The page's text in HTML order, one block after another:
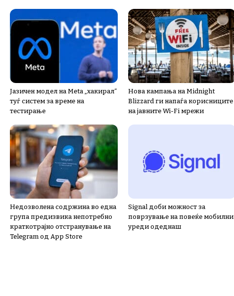
Јазичен модел на Meta „хакирал“
туѓ систем за време на
тестирање
Нова кампања на Midnight
Blizzard ги напаѓа корисниците
на јавните Wi-Fi мрежи
Недозволена содржина во една
група предизвика непотребно
краткотрајно отстранување на
Telegram од App Store
Signal доби можност за
поврзување на повеќе мобилни
уреди одеднаш